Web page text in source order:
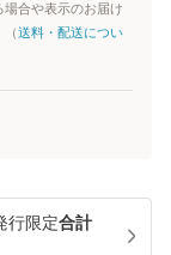
合や表示のお届け
（送料・配送につい
行限定合計